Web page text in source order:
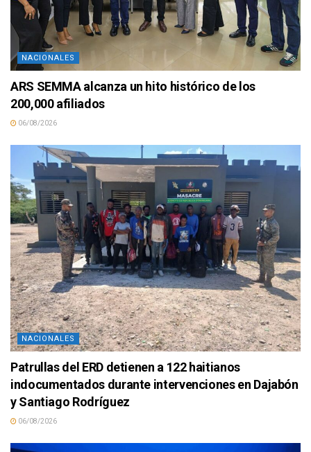
NACIONALES
ARS SEMMA alcanza un hito histórico de los
200,000 afiliados
06/08/2026
NACIONALES
Patrullas del ERD detienen a 122 haitianos
indocumentados durante intervenciones en Dajabón
y Santiago Rodríguez
06/08/2026